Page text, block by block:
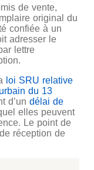
de vente,
original du
confiée à un
adresser le
lettre
loi SRU relative
du 13
d’un délai de
elles peuvent
Le point de
réception de